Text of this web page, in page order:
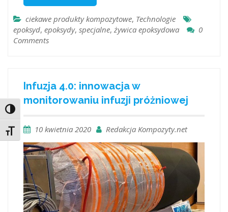
Toggle High Contrast
Toggle Font size
ciekawe produkty kompozytowe, Technologie
epoksyd, epoksydy, specjalne, żywica epoksydowa
0
Comments
Infuzja 4.0: innowacja w
monitorowaniu infuzji próżniowej
10 kwietnia 2020 Redakcja Kompozyty.net